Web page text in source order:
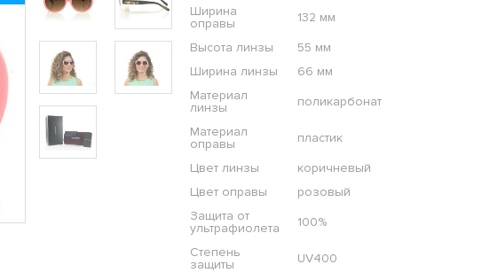
Ширина
оправы
132 мм
Высота линзы
55 мм
Ширина линзы
66 мм
Материал
линзы
поликарбонат
Материал
оправы
пластик
Цвет линзы
коричневый
Цвет оправы
розовый
Защита от
ультрафиолета
100%
Степень
защиты
UV400